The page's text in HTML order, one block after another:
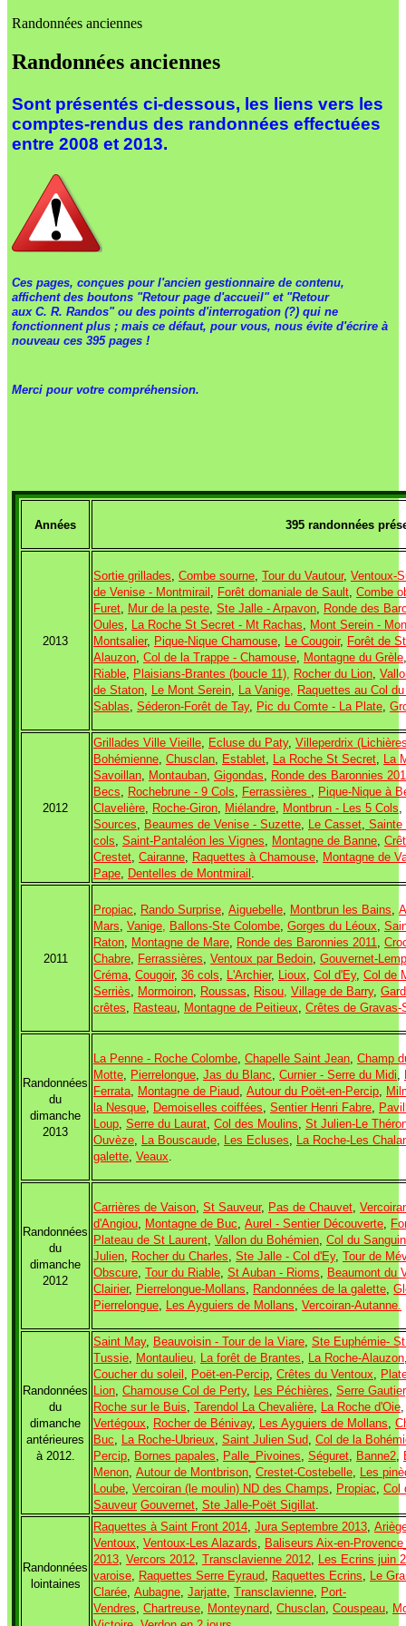
Randonnées anciennes
Randonnées anciennes
Sont présentés ci-dessous, les liens vers les
comptes-rendus des randonnées effectuées
entre 2008 et 2013.
Ces pages, conçues pour l'ancien gestionnaire de contenu,
affichent des boutons "Retour page d'accueil" et "Retour
aux C. R. Randos" ou des points d'interrogation (?) qui ne
fonctionnent plus ; mais ce défaut, pour vous, nous évite d'écrire à
nouveau ces 395 pages !
Merci pour votre compréhension.
Années 395 randonnées
2013
Sortie grillades, Combe sourne, Tour du Vautour, Ventoux-
de Venise - Montmirail , Forêt domaniale de Sault, Combe
Furet, Mur de la peste, Ste Jalle - Arpavon, Ronde des
Oules, La Roche St Secret - Mt Rachas, Mont Serein -
Montsalier, Pique-Nique Chamouse, Le Cougoir, Forêt de
Alauzon, Col de la Trappe - Chamouse, Montagne du Grèle
Riable, Plaisians-Brantes (boucle 11), Rocher du Lion,
de Staton, Le Mont Serein, La Vanige, Raquettes au Col
Sablas, Séderon-Forêt de Tay, Pic du Comte - La Plate,
2012
Grillades Ville Vieille, Ecluse du Paty, Villeperdrix
Bohémienne, Chusclan, Establet, La Roche St Secret, La
Savoillan, Montauban, Gigondas, Ronde des Baronnies
Becs, Rochebrune - 9 Cols, Ferrassières , Pique-Nique à
Clavelière, Roche-Giron, Miélandre, Montbrun - Les 5 Cols,
Sources, Beaumes de Venise - Suzette, Le Casset, Sainte
cols, Saint-Pantaléon les Vignes, Montagne de Banne,
Crestet, Cairanne, Raquettes à Chamouse, Montagne de
Pape, Dentelles de Montmirail .
2011
Propiac, Rando Surprise, Aiguebelle, Montbrun les Bains,
Mars, Vanige, Ballons-Ste Colombe, Gorges du Léoux,
Raton, Montagne de Mare, Ronde des Baronnies 2011,
Chabre, Ferrassières, Ventoux par Bedoin, Gouvernet-
Créma, Cougoir, 36 cols, L'Archier, Lioux, Col d'Ey, Col de
Serriès, Mormoiron, Roussas, Risou, Village de Barry,
crêtes, Rasteau, Montagne de Peitieux, Crêtes de Gravas-
Randonnées
du
dimanche
2013
La Penne - Roche Colombe, Chapelle Saint Jean, Champ
Motte, Pierrelongue, Jas du Blanc, Curnier - Serre du Midi,
Ferrata, Montagne de Piaud, Autour du Poët-en-Percip,
la Nesque, Demoiselles coiffées, Sentier Henri Fabre,
Loup, Serre du Laurat, Col des Moulins, St Julien-Le
Ouvèze, La Bouscaude, Les Ecluses, La Roche-Les
galette, Veaux.
Randonnées
du
dimanche
2012
Carrières de Vaison, St Sauveur, Pas de Chauvet,
d'Angiou, Montagne de Buc, Aurel - Sentier Découverte,
Plateau de St Laurent, Vallon du Bohémien, Col du
Julien, Rocher du Charles, Ste Jalle - Col d'Ey, Tour de
Obscure, Tour du Riable, St Auban - Rioms, Beaumont du
Clairier, Pierrelongue-Mollans, Randonnées de la galette,
Pierrelongue, Les Ayguiers de Mollans, Vercoiran-Autanne.
Randonnées
du
dimanche
antérieures
à 2012.
Saint May, Beauvoisin - Tour de la Viare, Ste Euphémie-
Tussie, Montaulieu, La forêt de Brantes, La Roche-Alauzon
Coucher du soleil , Poët-en-Percip, Crêtes du Ventoux,
Lion, Chamouse Col de Perty, Les Péchières, Serre Gautier
Roche sur le Buis, Tarendol La Chevalière, La Roche d'Oie
Vertégoux, Rocher de Bénivay, Les Ayguiers de Mollans,
Buc, La Roche-Ubrieux, Saint Julien Sud, Col de la
Percip, Bornes papales, Palle_Pivoines, Séguret, Banne2,
Menon, Autour de Montbrison, Crestet-Costebelle, Les
Loube, Vercoiran (le moulin) ND des Champs, Propiac, Col
Sauveur Gouvernet, Ste Jalle-Poët Sigillat.
Randonnées
lointaines
Raquettes à Saint Front 2014, Jura Septembre 2013,
Ventoux, Ventoux-Les Alazards, Baliseurs Aix-en-
2013, Vercors 2012, Transclavienne 2012, Les Ecrins juin
varoise, Raquettes Serre Eyraud, Raquettes Ecrins, Le
Clarée, Aubagne, Jarjatte, Transclavienne, Port-
Vendres, Chartreuse, Monteynard, Chusclan, Couspeau,